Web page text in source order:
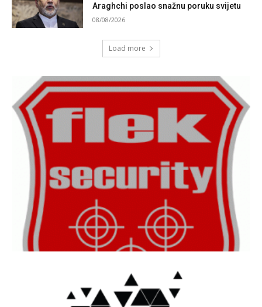
Araghchi poslao snažnu poruku svijetu
08/08/2026
Load more